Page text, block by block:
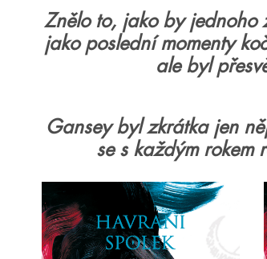
Znělo to, jako by jednoho
jako poslední momenty
ale byl
Gansey byl zkrátka jen
se s každým rokem